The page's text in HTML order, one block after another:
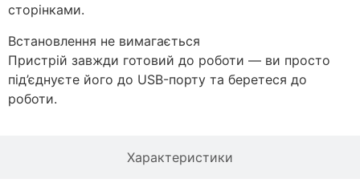
Характеристики
сторінками.
Встановлення не вимагається
Пристрій завжди готовий до роботи — ви просто
під’єднуєте його до USB-порту та беретеся до
роботи.